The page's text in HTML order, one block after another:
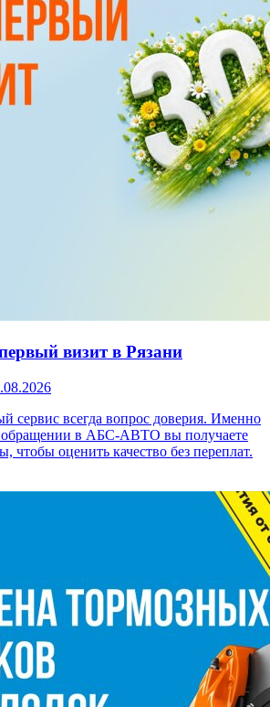
визит в Рязани
сервис всегда вопрос доверия. Именно
обращении в АБС-АВТО вы получаете
чтобы оценить качество без переплат.